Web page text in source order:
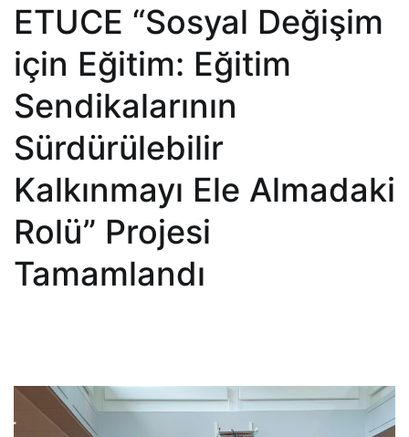
ETUCE “Sosyal Değişim
için Eğitim: Eğitim
Sendikalarının
Sürdürülebilir
Kalkınmayı Ele Almadaki
Rolü” Projesi
Tamamlandı